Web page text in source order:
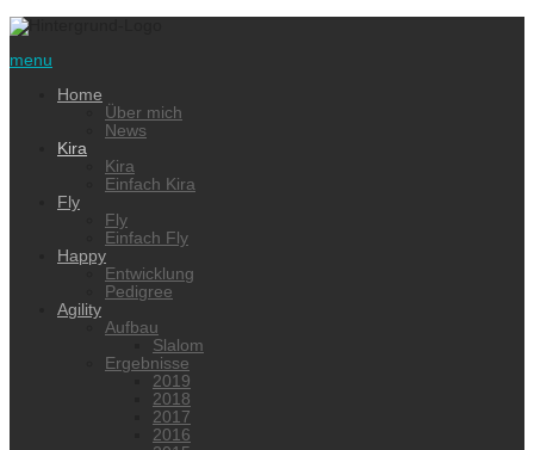
menu
Home
Über mich
News
Kira
Kira
Einfach Kira
Fly
Fly
Einfach Fly
Happy
Entwicklung
Pedigree
Agility
Aufbau
Slalom
Ergebnisse
2019
2018
2017
2016